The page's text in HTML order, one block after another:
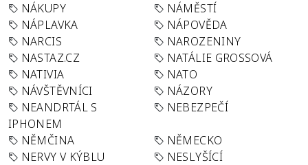
NÁKUPY
NÁMĚSTÍ
NÁPLAVKA
NÁPOVĚDA
NARCIS
NAROZENINY
NASTAZ.CZ
NATÁLIE GROSSOVÁ
NATIVIA
NATO
NÁVŠTĚVNÍCI
NÁZORY
NEANDRTÁL S
IPHONEM
NEBEZPEČÍ
NĚMČINA
NĚMECKO
NERVY V KÝBLU
NESLYŠÍCÍ